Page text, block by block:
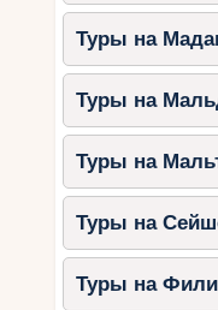
Туры на
Туры на
Туры на
Туры на
Туры на